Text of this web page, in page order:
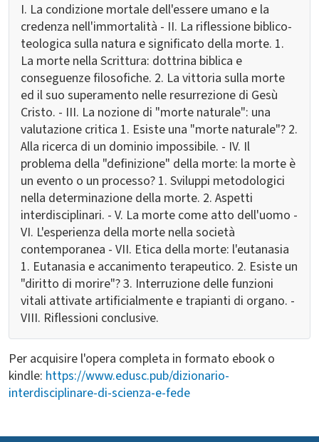
I. La condizione mortale dell'essere umano e la
credenza nell'immortalità - II. La riflessione biblico-
teologica sulla natura e significato della morte. 1.
La morte nella Scrittura: dottrina biblica e
conseguenze filosofiche. 2. La vittoria sulla morte
ed il suo superamento nelle resurrezione di Gesù
Cristo. - III. La nozione di "morte naturale": una
valutazione critica 1. Esiste una "morte naturale"? 2.
Alla ricerca di un dominio impossibile. - IV. Il
problema della "definizione" della morte: la morte è
un evento o un processo? 1. Sviluppi metodologici
nella determinazione della morte. 2. Aspetti
interdisciplinari. - V. La morte come atto dell'uomo -
VI. L'esperienza della morte nella società
contemporanea - VII. Etica della morte: l'eutanasia
1. Eutanasia e accanimento terapeutico. 2. Esiste un
"diritto di morire"? 3. Interruzione delle funzioni
vitali attivate artificialmente e trapianti di organo. -
VIII. Riflessioni conclusive.
Per acquisire l'opera completa in formato ebook o
kindle: https://www.edusc.pub/dizionario-
interdisciplinare-di-scienza-e-fede